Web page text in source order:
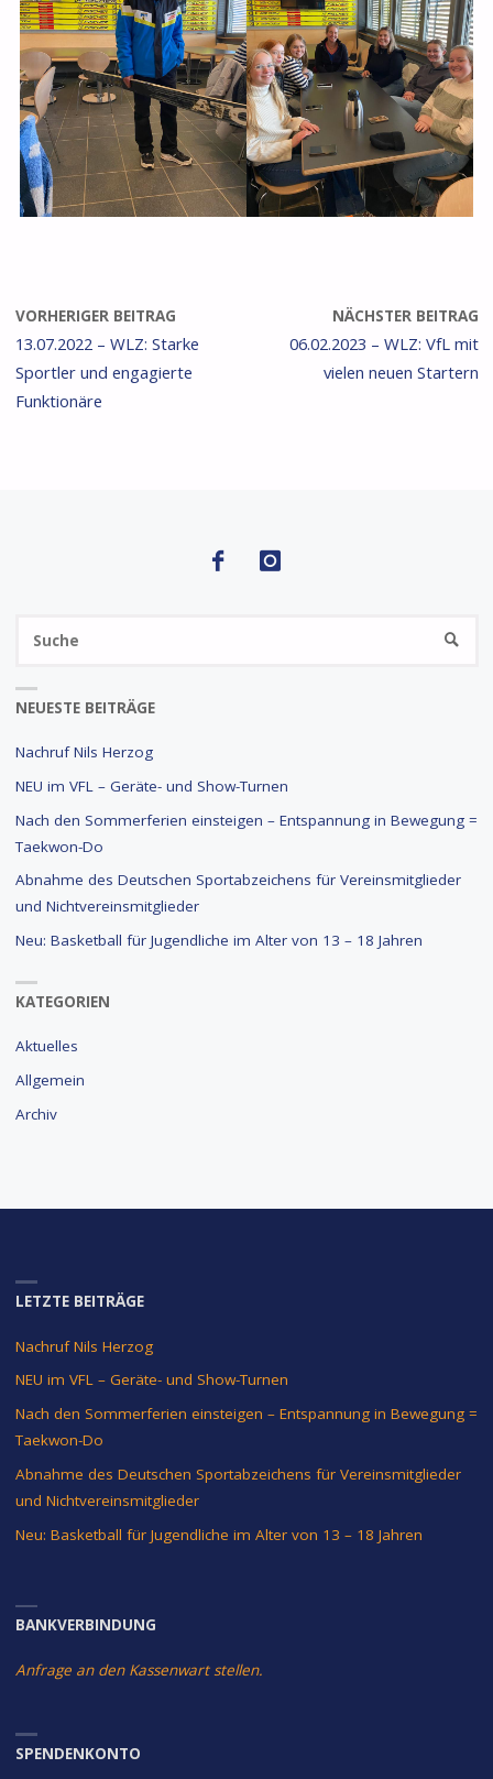
VORHERIGER BEITRAG
13.07.2022 – WLZ: Starke
Sportler und engagierte
Funktionäre
NÄCHSTER BEITRAG
06.02.2023 – WLZ: VfL mit
vielen neuen Startern
SUCHE
NEUESTE BEITRÄGE
Nachruf Nils Herzog
NEU im VFL – Geräte- und Show-Turnen
Nach den Sommerferien einsteigen – Entspannung in Bewegung =
Taekwon-Do
Abnahme des Deutschen Sportabzeichens für Vereinsmitglieder
und Nichtvereinsmitglieder
Neu: Basketball für Jugendliche im Alter von 13 – 18 Jahren
KATEGORIEN
Aktuelles
Allgemein
Archiv
LETZTE BEITRÄGE
Nachruf Nils Herzog
NEU im VFL – Geräte- und Show-Turnen
Nach den Sommerferien einsteigen – Entspannung in Bewegung =
Taekwon-Do
Abnahme des Deutschen Sportabzeichens für Vereinsmitglieder
und Nichtvereinsmitglieder
Neu: Basketball für Jugendliche im Alter von 13 – 18 Jahren
BANKVERBINDUNG
Anfrage an den Kassenwart stellen.
SPENDENKONTO